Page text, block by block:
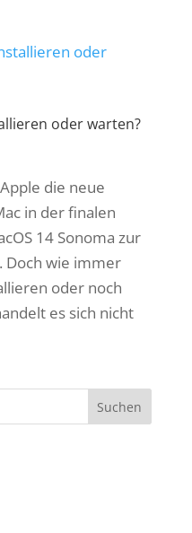
oder warten?
die neue
in der finalen
14 Sonoma zur
Doch wie immer
oder noch
es sich nicht